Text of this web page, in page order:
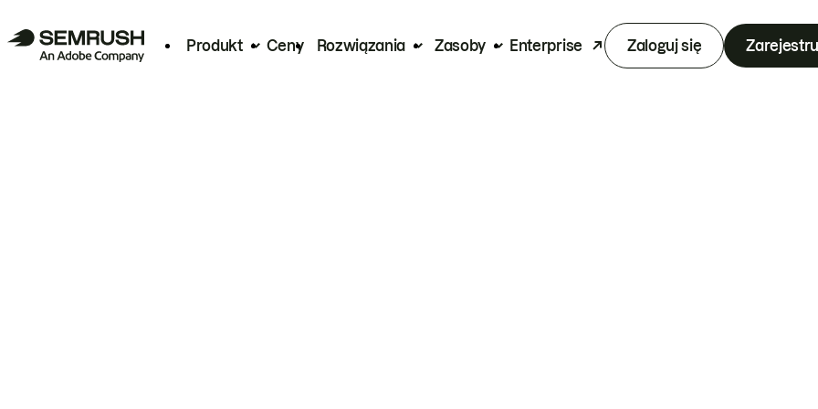
Produkt Ceny Rozwiązania Zasoby Enterprise Zaloguj się